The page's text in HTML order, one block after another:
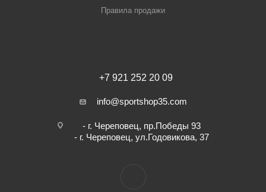
Правила продажи
+7 921 252 20 09
info@sportshop35.com
- г. Череповец, пр.Победы 93
- г. Череповец, ул.Годовикова, 37